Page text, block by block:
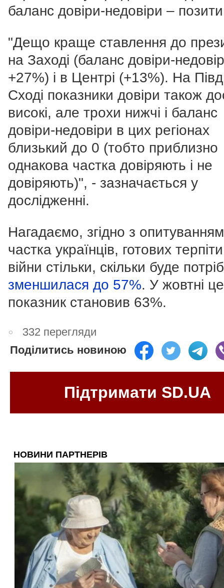
баланс довіри-недовіри –
"Дещо краще ставлення до
на Заході (баланс довіри-
+27%) і в Центрі (+13%). На
Сході показники довіри також
високі, але трохи нижчі і баланс
довіри-недовіри в цих регіонах
близький до 0 (тобто приблизно
однакова частка довіряють і не
довіряють)", - зазначається у
дослідженні.
Нагадаємо, згідно з
частка українців, готових
війни стільки, скільки буде
зменшилася до 57%. У жовтні
показник становив 63%.
332 перегляди
Поділитись новиною
Підтримати SD.UA